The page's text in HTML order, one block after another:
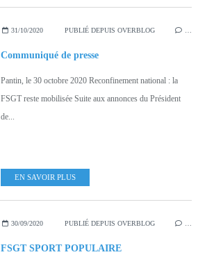
31/10/2020 PUBLIÉ DEPUIS OVERBLOG
Communiqué de presse
Pantin, le 30 octobre 2020 Reconfinement national : la
FSGT reste mobilisée Suite aux annonces du Président
de...
EN SAVOIR PLUS
30/09/2020 PUBLIÉ DEPUIS OVERBLOG
FSGT SPORT POPULAIRE